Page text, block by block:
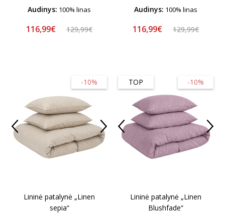
Audinys: 100% linas
116,99€ 129,99€
Audinys: 100% linas
116,99€ 129,99€
-10%
Lininė patalynė „Linen
sepia“
-10%
TOP
Lininė patalynė „Linen
Blushfade“